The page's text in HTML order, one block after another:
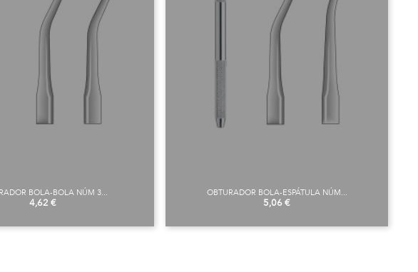
BOLA-BOLA NÚM 3...
Preu
4,62 €
OBTURADOR BOLA-ESPÁTULA NÚM...
Preu
5,06 €